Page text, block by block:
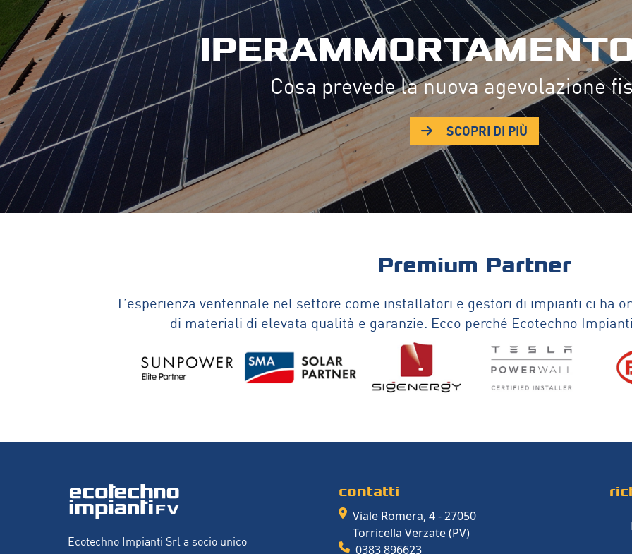
Cosa prevede la nuova agevolazione
SCOPRI DI PIÙ
Premium Partner
L’esperienza ventennale nel settore come installatori e gestori di impianti ci ha
di materiali di elevata qualità e garanzie. Ecco perché Ecotechno
Ecotechno Impianti Srl a socio unico
contatti
Viale Romera, 4 - 27050
Torricella Verzate (PV)
0383 896623